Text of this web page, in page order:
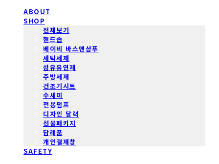
ABOUT
SHOP
전체보기
핸드솝
베이비 바스앤샴푸
세탁세제
섬유유연제
주방세제
건조기시트
수세미
전용펌프
디자인 달력
선물패키지
답례품
개인결제창
SAFETY